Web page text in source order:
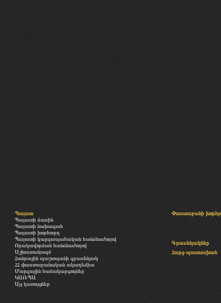
Պալատ
Պալատի մասին
Պալատի նախագահ
Պալատի խորհուրդ
Պալատի կարգապահական հանձնաժողով
Որակավորման հանձնաժողով
Աշխատակազմ
Հանրային պաշտպանի գրասենյակ
ՀՀ փաստաբանական ակադեմիա
Մարզային համակարգողներ
ԿԱՌՊԱ
Այլ կառույցներ
Փաստաբանի
Գրասենյակներ
Հարց-պատասխան